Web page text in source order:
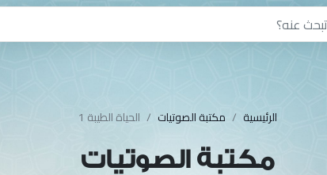
الرئيسية مكتبة الصوتيات الحياة الطيبة 1
مكتبة الصوتيات